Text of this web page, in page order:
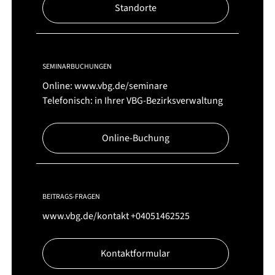
Standorte
SEMINARBUCHUNGEN
Online:www.vbg.de/seminare
Telefonisch: in Ihrer VBG-Bezirksverwaltung
Online-Buchung
BEITRAGS-FRAGEN
www.vbg.de/kontakt+04051462525
Kontaktformular